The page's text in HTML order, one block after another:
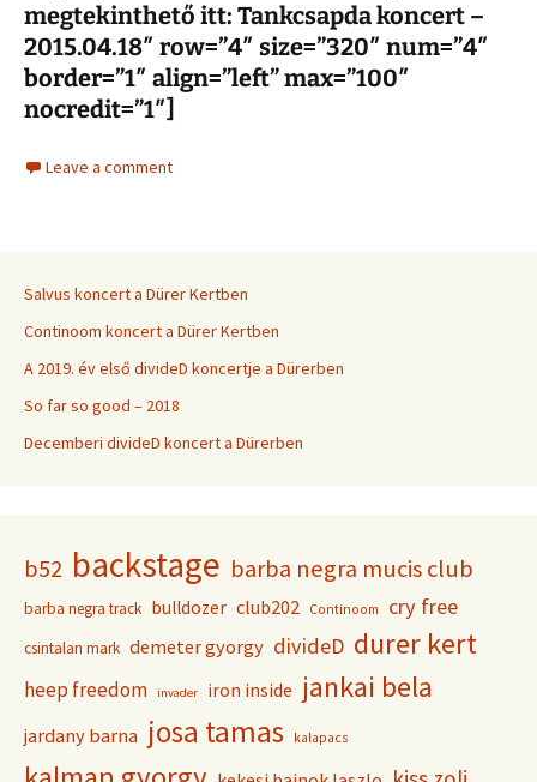
megtekinthető itt: Tankcsapda koncert –
2015.04.18″ row=”4″ size=”320″ num=”4″
border=”1″ align=”left” max=”100″
nocredit=”1″]
Leave a comment
Salvus koncert a Dürer Kertben
Continoom koncert a Dürer Kertben
A 2019. év első divideD koncertje a Dürerben
So far so good – 2018
Decemberi divideD koncert a Dürerben
b52 backstage barba negra mucis club
barba negra track bulldozer club202 Continoom cry free
csintalan mark demeter gyorgy divideD durer kert
heep freedom invader iron inside jankai bela
jardany barna josa tamas kalapacs